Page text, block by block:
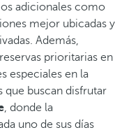
adicionales como
mejor ubicadas y
Además,
prioritarias en
especiales en la
que buscan disfrutar
, donde la
uno de sus días